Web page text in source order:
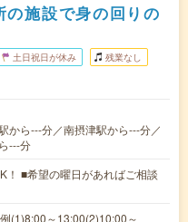
施設で身の回りの
土日祝日が休み 残業なし
から---分／南摂津駅から---分／
---分
！ ■希望の曜日があればご相談
(1)8:00～13:00(2)10:00～